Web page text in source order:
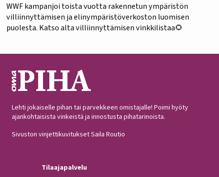
WWF kampanjoi toista vuotta rakennetun ympäristön
villiinnyttämisen ja elinympäristöverkoston luomisen
puolesta. Katso alta villiinnyttämisen vinkkilistaa🌻
Lehti jokaiselle pihan tai parvekkeen omistajalle! Poimi hyöty
ajankohtaisista vinkeistä ja innostusta pihatarinoista.
Sivuston vinjettikuvitukset Saila Routio
Tilaajapalvelu